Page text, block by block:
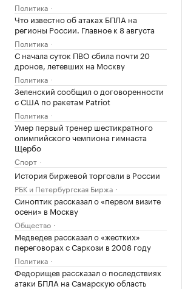
Политика
Что известно об атаках БПЛА на
регионы России. Главное к 8 августа
Политика
С начала суток ПВО сбила почти 20
дронов, летевших на Москву
Политика
Зеленский сообщил о договоренности
с США по ракетам Patriot
Политика
Умер первый тренер шестикратного
олимпийского чемпиона гимнаста
Щербо
Спорт
История биржевой торговли в России
РБК и Петербургская Биржа
Синоптик рассказал о «первом визите
осени» в Москву
Общество
Медведев рассказал о «жестких»
переговорах с Саркози в 2008 году
Политика
Федорищев рассказал о последствиях
атаки БПЛА на Самарскую область